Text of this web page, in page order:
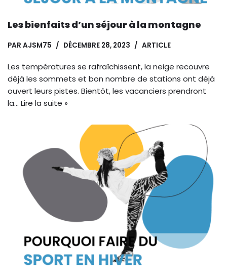
Les bienfaits d’un séjour à la montagne
PAR AJSM75 DÉCEMBRE 28, 2023 ARTICLE
Les températures se rafraîchissent, la neige recouvre
déjà les sommets et bon nombre de stations ont déjà
ouvert leurs pistes. Bientôt, les vacanciers prendront
la… Lire la suite »